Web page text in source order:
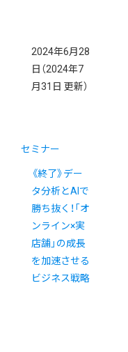
2024年6月28
日 （2024年7
月31日 更新）
セミナー
《終了》デー
タ分析とAIで
勝ち抜く！「オ
ンライン×実
店舗」の成長
を加速させる
ビジネス戦略